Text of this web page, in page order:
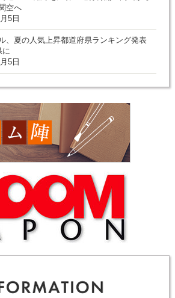
空へ
5日
、夏の人気上昇都道府県ランキング発表
に
5日